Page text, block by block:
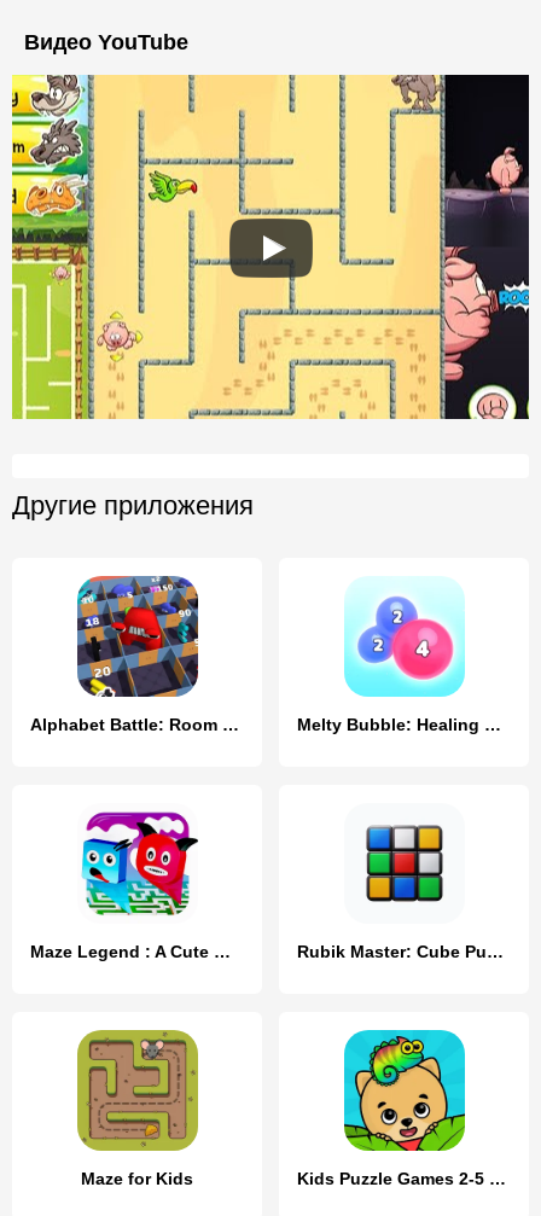
Видео YouTube
Другие приложения
Alphabet Battle: Room Maze Melty Bubble: Healing Puzzle
Maze Legend : A Cute Maze Game Rubik Master: Cube Puzzle 3D
Maze for Kids Kids Puzzle Games 2-5 years